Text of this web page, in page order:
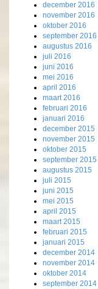
december 2016
november 2016
oktober 2016
september 2016
augustus 2016
juli 2016
juni 2016
mei 2016
april 2016
maart 2016
februari 2016
januari 2016
december 2015
november 2015
oktober 2015
september 2015
augustus 2015
juli 2015
juni 2015
mei 2015
april 2015
maart 2015
februari 2015
januari 2015
december 2014
november 2014
oktober 2014
september 2014